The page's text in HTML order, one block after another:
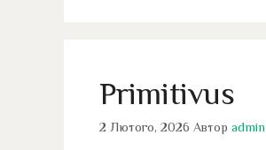
Primitivus
2 Лютого, 2026 Автор admin